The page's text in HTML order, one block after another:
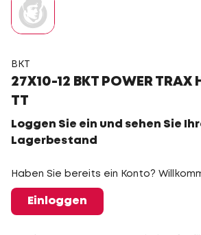
BKT
27X10-12 BKT POWER TRAX
TT
Loggen Sie ein und sehen Sie
Lagerbestand
Haben Sie bereits ein Konto?
Einloggen